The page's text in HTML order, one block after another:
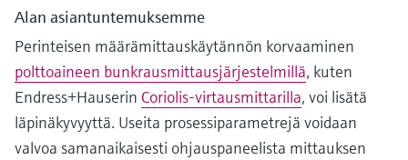
Alan asiantuntemuksemme
Perinteisen määrämittauskäytännön korvaaminen
polttoaineen bunkrausmittausjärjestelmillä, kuten
Endress+Hauserin Coriolis-virtausmittarilla, voi lisätä
läpinäkyvyyttä. Useita prosessiparametrejä voidaan
valvoa samanaikaisesti ohjauspaneelista mittauksen